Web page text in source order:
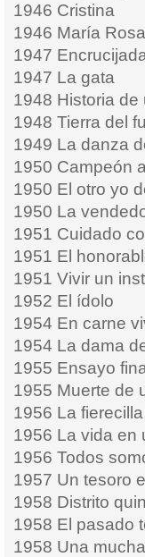
1946 Cristina
1946 María Rosa
1947
1947 La gata
1948 Historia de
1948 Tierra del
1949 La danza
1950 Campeón
1950 El otro yo
1950 La
1951 Cuidado
1951 El
1951 Vivir un
1952 El ídolo
1954 En carne
1954 La dama
1955 Ensayo
1955 Muerte de
1956 La
1956 La vida en
1956 Todos
1957 Un tesoro
1958 Distrito
1958 El pasado
1958 Una